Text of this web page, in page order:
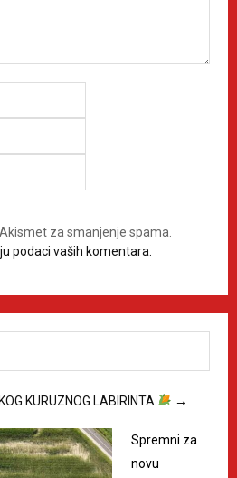
za smanjenje spama.
podaci vaših komentara.
KURUZNOG LABIRINTA →
Spremni za
novu